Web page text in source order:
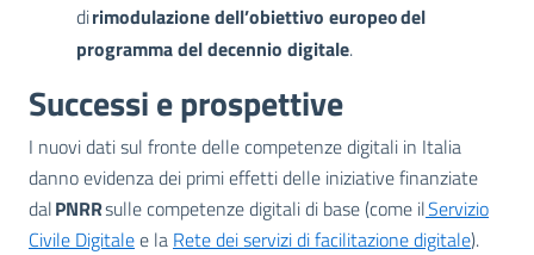
dirimodulazione dell’obiettivo europeo del
programma del decennio digitale.
Successi e prospettive
I nuovi dati sul fronte delle competenze digitali in Italia
danno evidenza dei primi effetti delle iniziative finanziate
dalPNRRsulle competenze digitali di base (come ilServizio
Civile Digitalee la Rete dei servizi di facilitazione digitale).